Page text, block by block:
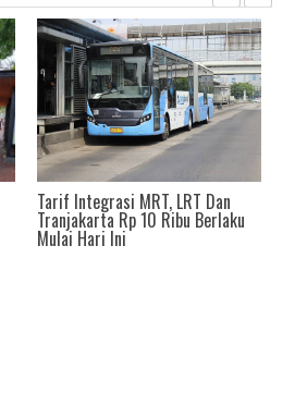
Sambut HUT DKI Besok, Naik
BusTranJakarta, MRT Dan LRT
Masyarakat Hanya Bayar Rp 1